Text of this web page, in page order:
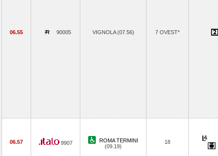
06.55 90005 VIGNOLA (07.56) 7 OVEST*
06.57 9907
ROMA TERMINI
(09.19)
18